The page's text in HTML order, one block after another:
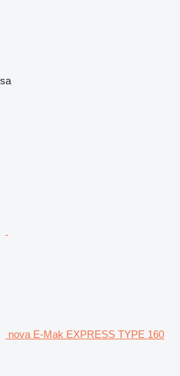
nova E-Mak EXPRESS TYPE 160